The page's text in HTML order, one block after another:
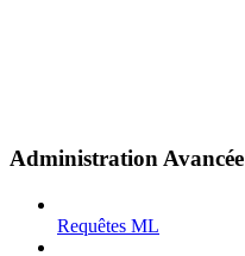
Administration Avancée
Requêtes ML